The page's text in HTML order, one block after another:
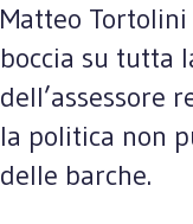
Matteo
boccia su tutta
dell’assessore
la politica non
delle barche.